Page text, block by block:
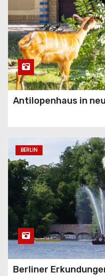
Antilopenhaus in
BERLIN
Berliner